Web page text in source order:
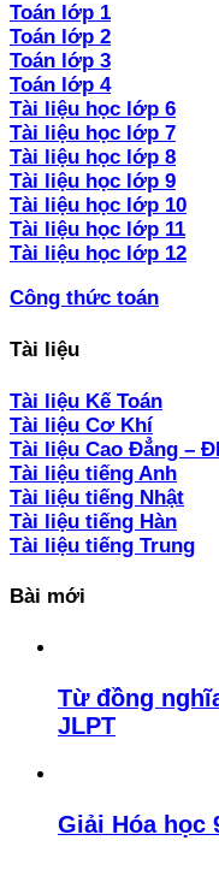
Toán lớp 1
Toán lớp 2
Toán lớp 3
Toán lớp 4
Tài liệu học lớp 6
Tài liệu học lớp 7
Tài liệu học lớp 8
Tài liệu học lớp 9
Tài liệu học lớp 10
Tài liệu học lớp 11
Tài liệu học lớp 12
Công thức toán
Tài liệu
Tài liệu Kế Toán
Tài liệu Cơ Khí
Tài liệu Cao Đẳng –
Tài liệu tiếng Anh
Tài liệu tiếng Nhật
Tài liệu tiếng Hàn
Tài liệu tiếng Trung
Bài mới
Từ đồng
JLPT
Giải Hóa học